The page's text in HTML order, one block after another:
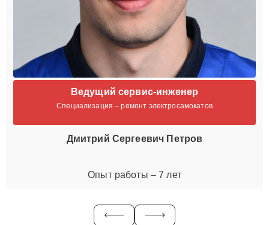
Ведущий сервис-инженер
Специализация – ремонт электросамокатов
Дмитрий Сергеевич Петров
Опыт работы – 7 лет